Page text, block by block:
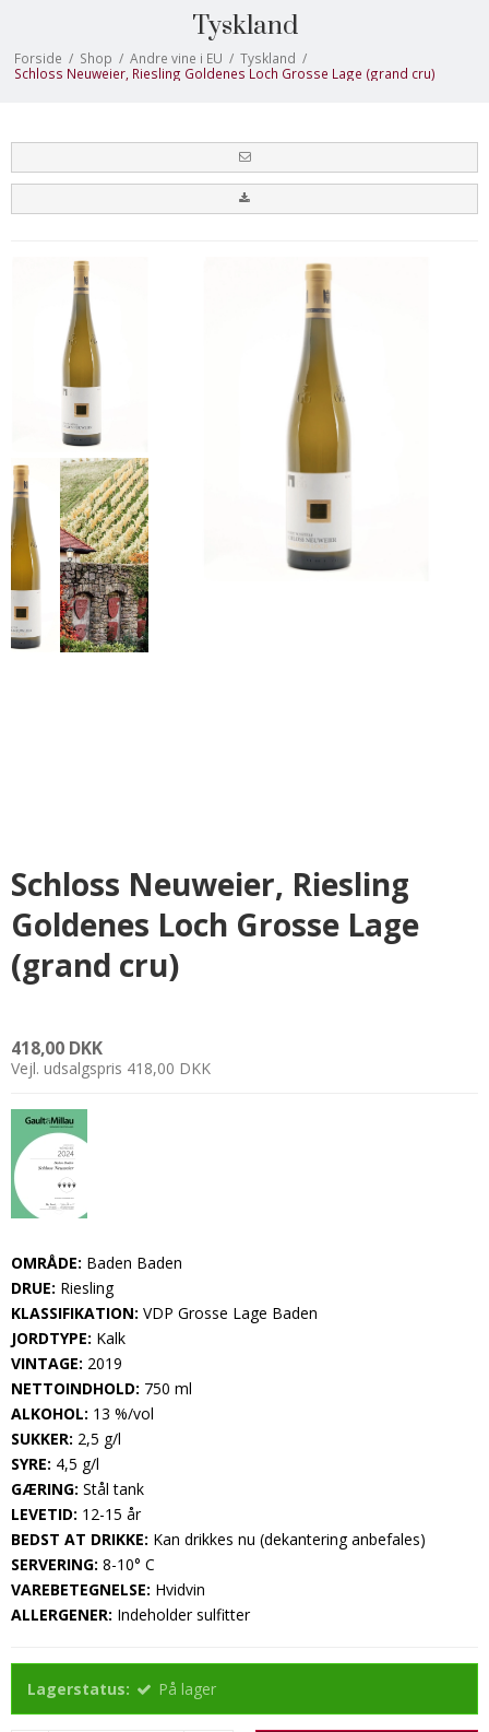
Tyskland
Forside / Shop / Andre vine i EU / Tyskland /
Schloss Neuweier, Riesling Goldenes Loch Grosse Lage (grand cru)
Schloss Neuweier, Riesling
Goldenes Loch Grosse Lage
(grand cru)
418,00 DKK
Vejl. udsalgspris 418,00 DKK
OMRÅDE: Baden Baden
DRUE: Riesling
KLASSIFIKATION: VDP Grosse Lage Baden
JORDTYPE: Kalk
VINTAGE: 2019
NETTOINDHOLD: 750 ml
ALKOHOL: 13 %/vol
SUKKER: 2,5 g/l
SYRE: 4,5 g/l
GÆRING: Stål tank
LEVETID: 12-15 år
BEDST AT DRIKKE: Kan drikkes nu (dekantering anbefales)
SERVERING: 8-10° C
VAREBETEGNELSE: Hvidvin
ALLERGENER: Indeholder sulfitter
Lagerstatus: På lager